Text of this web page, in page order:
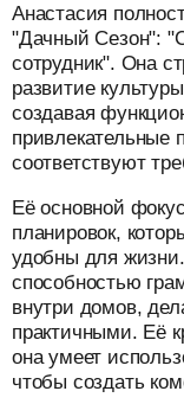
Анастасия
"Дачный Сезон":
сотрудник". Она
развитие
создавая
привлекательные
соответствуют
Её основной
планировок,
удобны для
способностью
внутри домов,
практичными. Её
она умеет
чтобы создать